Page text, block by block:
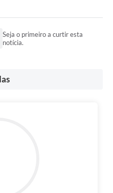
Seja o primeiro a curtir esta
notícia.